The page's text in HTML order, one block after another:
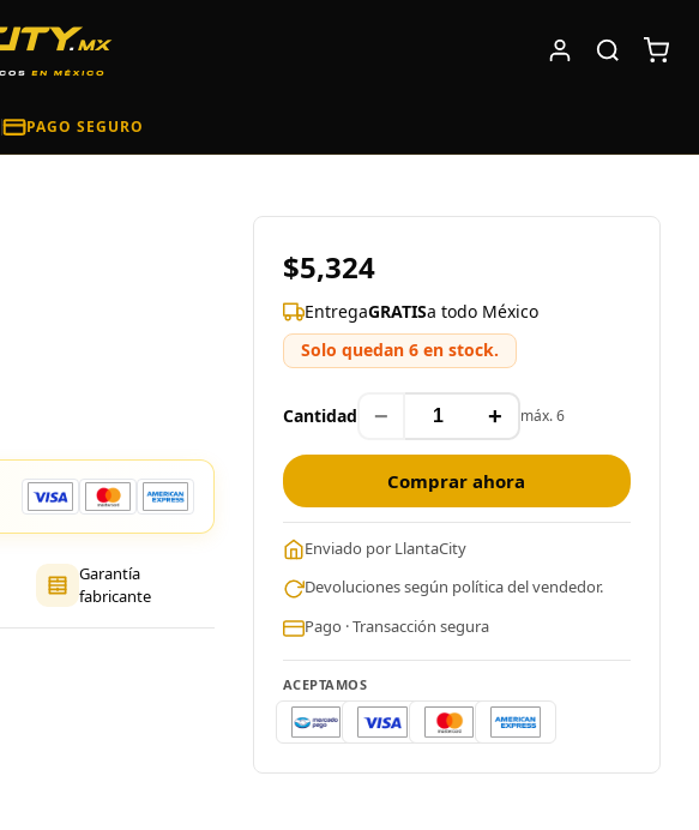
PAGO SEGURO
Garantía
fabricante
$5,324
EntregaGRATISa todo México
Solo quedan 6 en stock.
Cantidad − + máx. 6
Comprar ahora
Enviado por LlantaCity
Devoluciones según política del vendedor.
Pago · Transacción segura
ACEPTAMOS